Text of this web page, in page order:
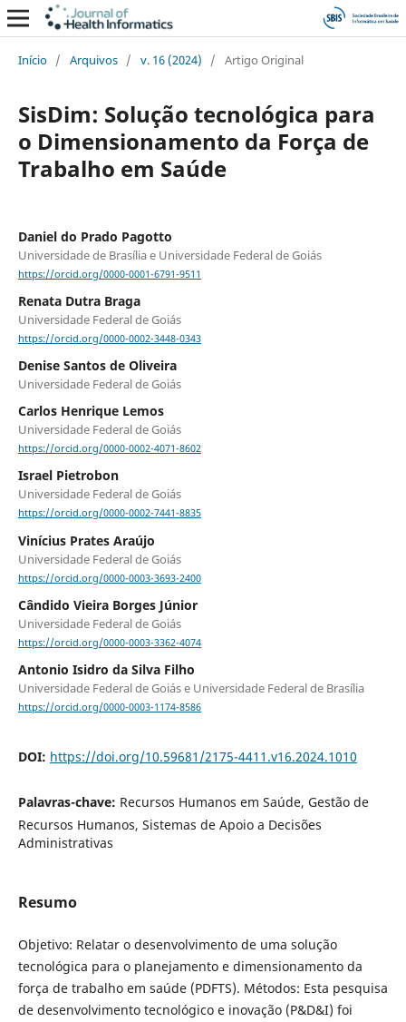
Início / Arquivos / v. 16 (2024) / Artigo Original
SisDim: Solução tecnológica para
o Dimensionamento da Força de
Trabalho em Saúde
Daniel do Prado Pagotto
Universidade de Brasília e Universidade Federal de Goiás
https://orcid.org/0000-0001-6791-9511
Renata Dutra Braga
Universidade Federal de Goiás
https://orcid.org/0000-0002-3448-0343
Denise Santos de Oliveira
Universidade Federal de Goiás
Carlos Henrique Lemos
Universidade Federal de Goiás
https://orcid.org/0000-0002-4071-8602
Israel Pietrobon
Universidade Federal de Goiás
https://orcid.org/0000-0002-7441-8835
Vinícius Prates Araújo
Universidade Federal de Goiás
https://orcid.org/0000-0003-3693-2400
Cândido Vieira Borges Júnior
Universidade Federal de Goiás
https://orcid.org/0000-0003-3362-4074
Antonio Isidro da Silva Filho
Universidade Federal de Goiás e Universidade Federal de Brasília
https://orcid.org/0000-0003-1174-8586
DOI: https://doi.org/10.59681/2175-4411.v16.2024.1010
Palavras-chave: Recursos Humanos em Saúde, Gestão de
Recursos Humanos, Sistemas de Apoio a Decisões
Administrativas
Resumo
Objetivo: Relatar o desenvolvimento de uma solução
tecnológica para o planejamento e dimensionamento da
força de trabalho em saúde (PDFTS). Métodos: Esta pesquisa
de desenvolvimento tecnológico e inovação (P&D&I) foi